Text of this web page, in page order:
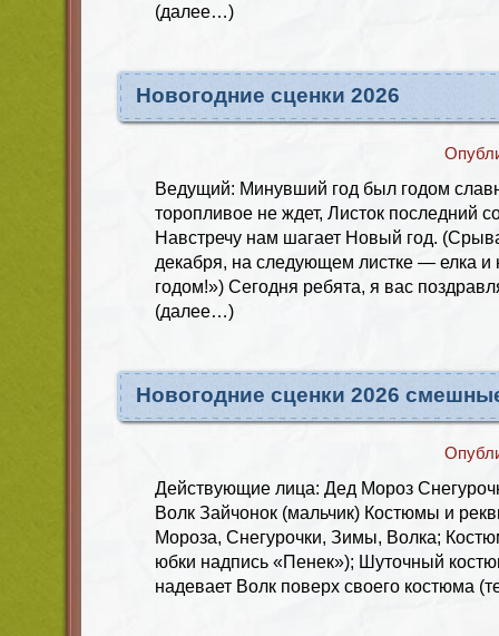
(далее…)
Новогодние сценки 2026
Ведущий: Минувший год был годом
торопливое не ждет, Листок последний
Навстречу нам шагает Новый год.
декабря, на следующем листке — елка
годом!») Сегодня ребята, я вас
(далее…)
Новогодние сценки 2026
Действующие лица: Дед Мороз
Волк Зайчонок (мальчик) Костюмы и
Мороза, Снегурочки, Зимы, Волка;
юбки надпись «Пенек»); Шуточный
надевает Волк поверх своего костюма